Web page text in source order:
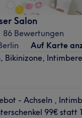
für Ästhetik,
Angebot vereint
Entspannung: Erlebe
Haarentfernung,
wohltuende
und Pediküre.
sind. Jetzt
Salon
86 Bewertungen
Auf Karte
Bikinizone,
- Achseln ,
99€ statt